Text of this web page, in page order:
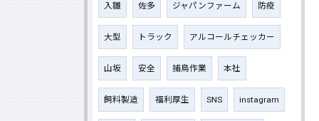
入雛 佐多 ジャパンファーム 防疫
大型 トラック アルコールチェッカー
山坂 安全 捕鳥作業 本社
飼料製造 福利厚生 SNS instagram